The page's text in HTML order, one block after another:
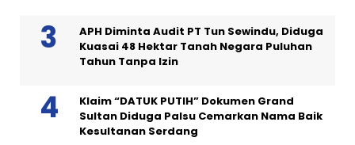
APH Diminta Audit PT Tun Sewindu, Diduga
Kuasai 48 Hektar Tanah Negara Puluhan
Tahun Tanpa Izin
Klaim “DATUK PUTIH” Dokumen Grand
Sultan Diduga Palsu Cemarkan Nama Baik
Kesultanan Serdang